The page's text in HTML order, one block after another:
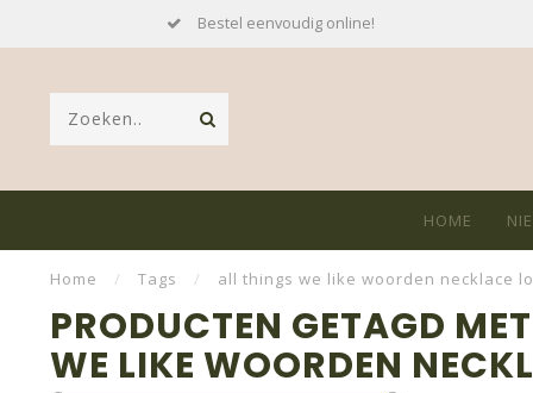
Bestel eenvoudig online!
HOME
Home / Tags / all things we like woorden necklace
PRODUCTEN GETAGD
WE LIKE WOORDEN